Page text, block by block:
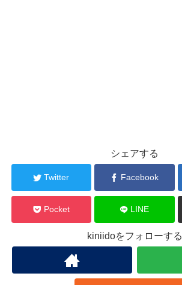
シェアする
Twitter Facebook
Pocket LINE
kiniidoをフォローする